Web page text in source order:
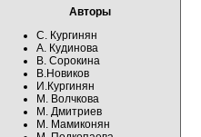
Авторы
С. Кургинян
А. Кудинова
В. Сорокина
В.Новиков
И.Кургинян
М. Волчкова
М. Дмитриев
М. Мамиконян